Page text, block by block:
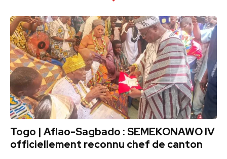
Togo | Aflao-Sagbado : SEMEKONAWO IV
officiellement reconnu chef de canton